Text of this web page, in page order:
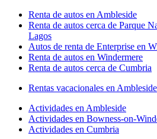
Renta de autos en Ambleside
Renta de autos cerca de Parque
Lagos
Autos de renta de Enterprise en
Renta de autos en Windermere
Renta de autos cerca de Cumbria
Rentas vacacionales en Ambleside
Actividades en Ambleside
Actividades en Bowness-on-
Actividades en Cumbria